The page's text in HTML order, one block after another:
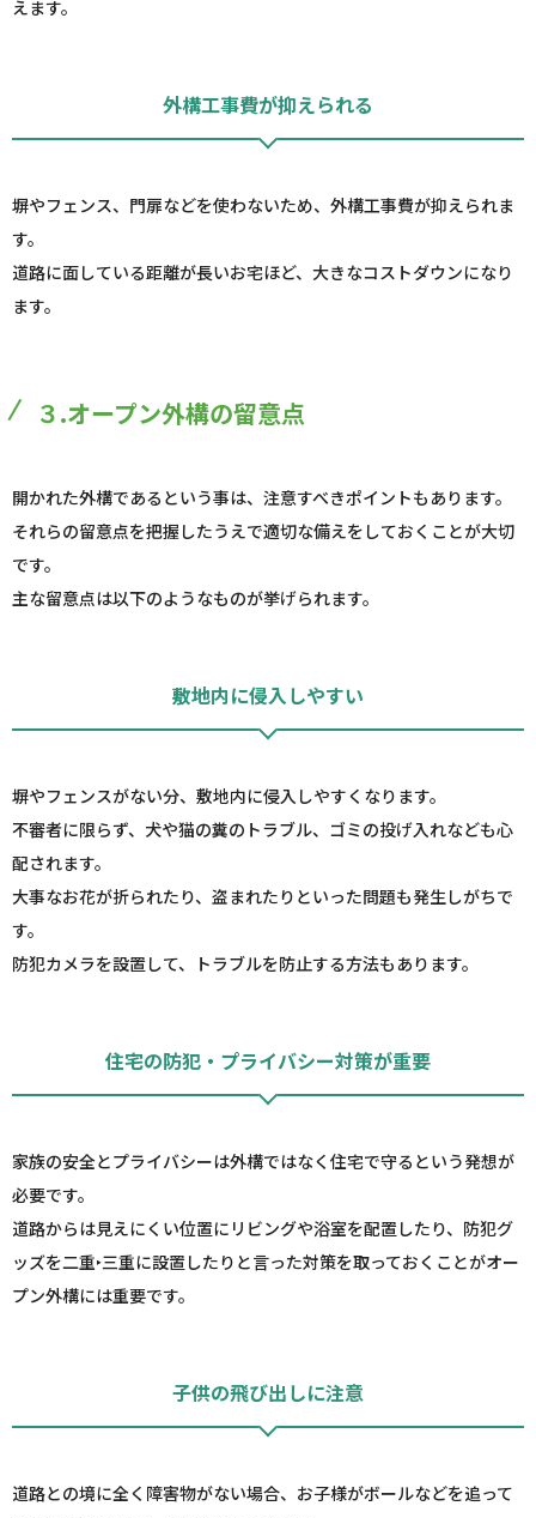
えます。
外構工事費が抑えられる
塀やフェンス、門扉などを使わないため、外構工事費が抑えられま
す。
道路に面している距離が長いお宅ほど、大きなコストダウンになり
ます。
３.オープン外構の留意点
開かれた外構であるという事は、注意すべきポイントもあります。
それらの留意点を把握したうえで適切な備えをしておくことが大切
です。
主な留意点は以下のようなものが挙げられます。
敷地内に侵入しやすい
塀やフェンスがない分、敷地内に侵入しやすくなります。
不審者に限らず、犬や猫の糞のトラブル、ゴミの投げ入れなども心
配されます。
大事なお花が折られたり、盗まれたりといった問題も発生しがちで
す。
防犯カメラを設置して、トラブルを防止する方法もあります。
住宅の防犯・プライバシー対策が重要
家族の安全とプライバシーは外構ではなく住宅で守るという発想が
必要です。
道路からは見えにくい位置にリビングや浴室を配置したり、防犯グ
ッズを二重‣三重に設置したりと言った対策を取っておくことがオー
プン外構には重要です。
子供の飛び出しに注意
道路との境に全く障害物がない場合、お子様がボールなどを追って